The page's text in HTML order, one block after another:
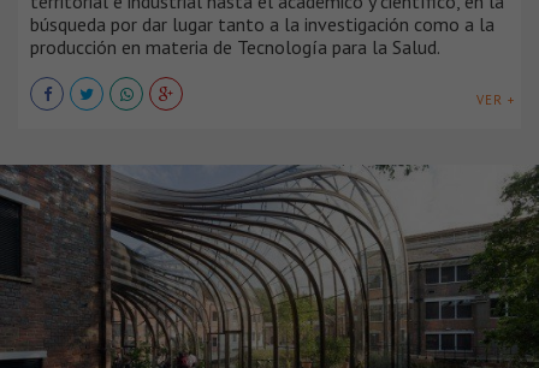
búsqueda por dar lugar tanto a la investigación como a la
producción en materia de Tecnología para la Salud.
VER +